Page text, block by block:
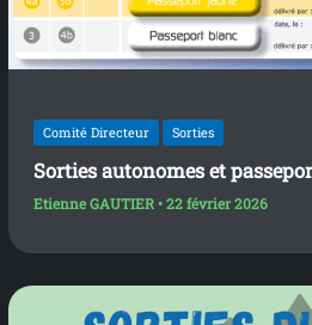
Comité Directeur Sorties
Sorties autonomes et
Etienne GAUTIER • 22 février 2026